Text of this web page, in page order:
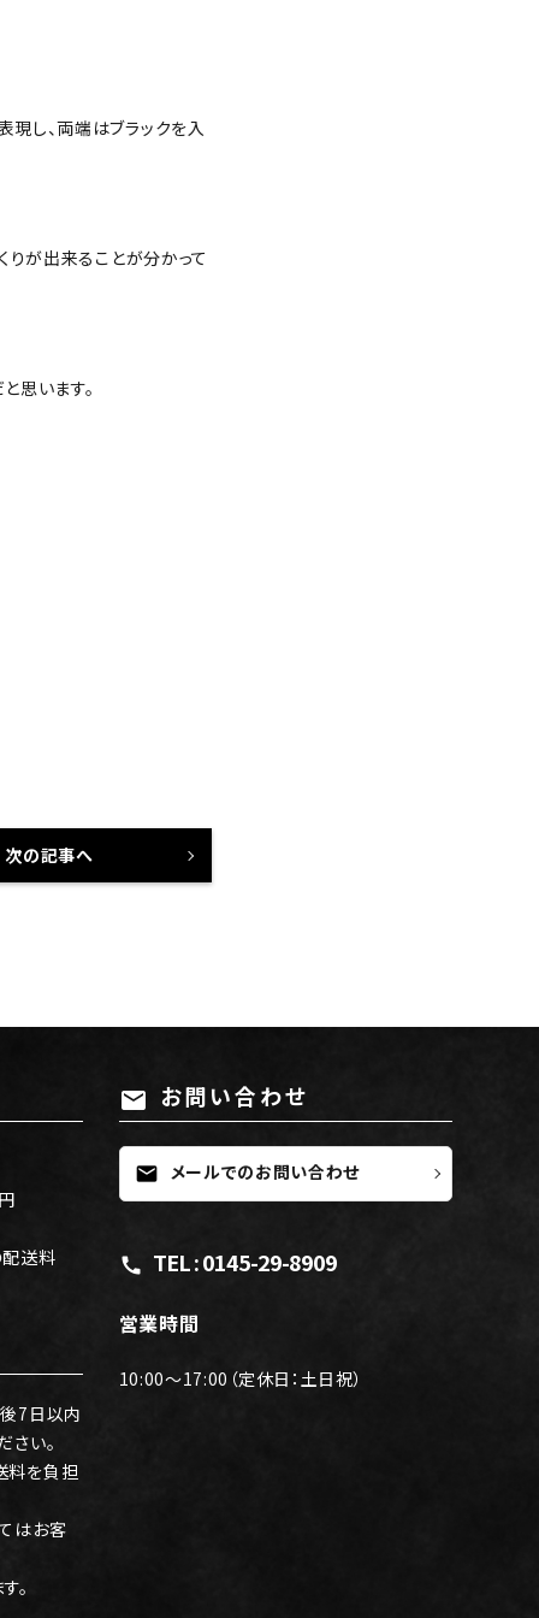
し、両端はブラックを入
りが出来ることが分かって
思います。
次の記事へ
送料
7日以内
さい。
料を負担
はお客
。
mail お問い合わせ
mail メールでのお問い合わせ
call TEL : 0145-29-8909
営業時間
10:00～17:00（定休日：土日祝）